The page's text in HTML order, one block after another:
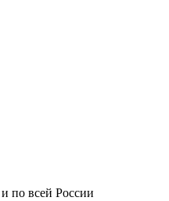
по всей России